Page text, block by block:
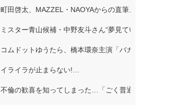
町田啓太、MAZZEL・NAOYAからの直筆メッセージ付
ミスター青山候補・中野友斗さん“夢見ていた賞受賞に
コムドットゆうたら、橋本環奈主演「バカンスの法則
イライラが止まらない!…
不倫の歓喜を知ってしまった…「ごく普通の主婦」…